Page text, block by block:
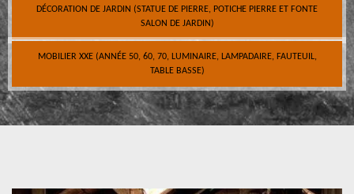
DÉCORATION DE JARDIN (STATUE DE PIERRE, POTICHE PIERRE ET FONTE
SALON DE JARDIN)
MOBILIER XXE (ANNÉE 50, 60, 70, LUMINAIRE, LAMPADAIRE, FAUTEUIL,
TABLE BASSE)